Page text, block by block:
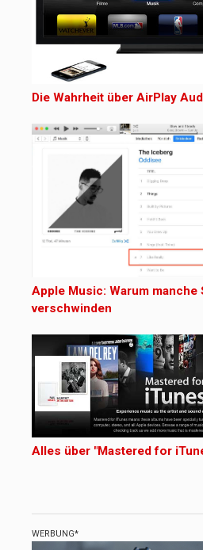
Die Wahrheit über AirPlay
Apple Music: Warum manche
verschwinden
Alles über "Mastered for
WERBUNG*